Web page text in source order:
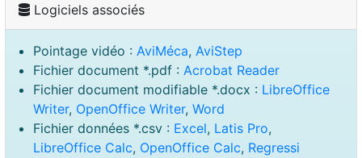
Logiciels associés
Pointage vidéo : AviMéca, AviStep
Fichier document *.pdf : Acrobat Reader
Fichier document modifiable *.docx : LibreOffice
Writer, OpenOffice Writer, Word
Fichier données *.csv : Excel, Latis Pro,
LibreOffice Calc, OpenOffice Calc, Regressi